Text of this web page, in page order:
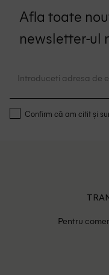
Afla toate
newsletter-ul
Confirm că am citit și
Pentru